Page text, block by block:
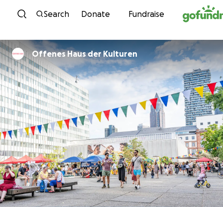
Skip to content
Search Donate Fundraise
Offenes Haus der Kulturen